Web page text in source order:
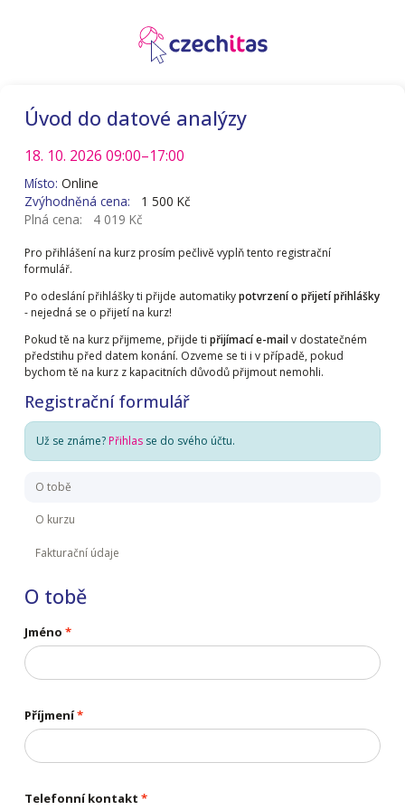
Úvod do datové analýzy
18. 10. 2026 09:00–17:00
Místo: Online
Zvýhodněná cena:
1 500 Kč
Plná cena:
4 019 Kč
Pro přihlášení na kurz prosím pečlivě vyplň tento registrační
formulář.
Po odeslání přihlášky ti přijde automatikypotvrzení o přijetí přihlášky
- nejedná se o přijetí na kurz!
Pokud tě na kurz přijmeme, přijde ti přijímací e-mailv dostatečném
předstihu před datem konání. Ozveme se ti i v případě, pokud
bychom tě na kurz z kapacitních důvodů přijmout nemohli.
Registrační formulář
Už se známe? Přihlas se do svého účtu.
O tobě
O kurzu
Fakturační údaje
O tobě
Jméno
Příjmení
Telefonní kontakt